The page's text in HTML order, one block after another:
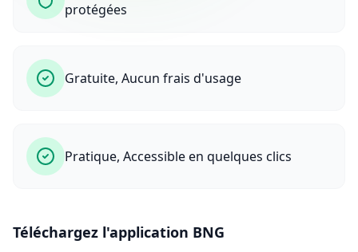
protégées
Gratuite, Aucun frais d'usage
Pratique, Accessible en quelques clics
Téléchargez l'application BNG